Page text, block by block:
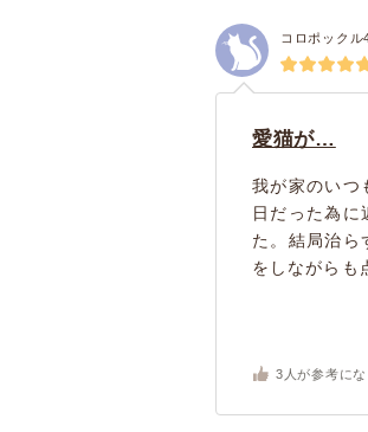
コロポックル
愛猫が…
我が家のいつ
日だった為に
た。結局治ら
をしながらも
3 人が参考に